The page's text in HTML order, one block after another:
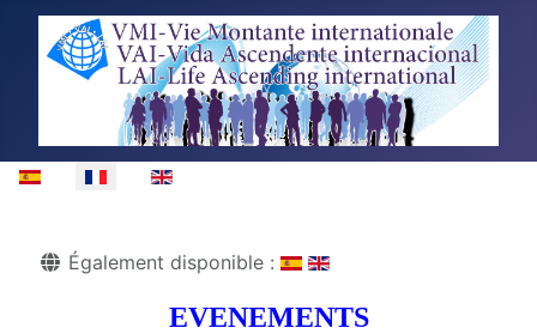
Sélectionnez votre langue
DétailsÉgalement disponible :
EVENEMENTS